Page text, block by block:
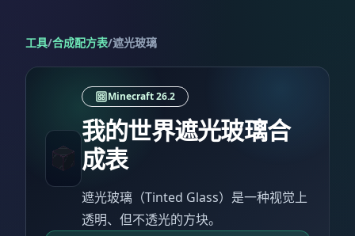
工具/合成配方表/遮光玻璃
Minecraft 26.2
我的世界遮光玻璃合
成表
遮光玻璃（Tinted Glass）是一种视觉上
透明、但不透光的方块。